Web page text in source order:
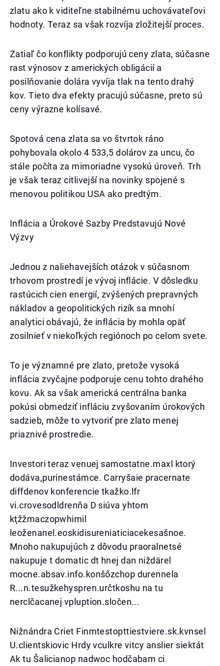
zlatu ako k viditeľne stabilnému uchovávateľovi
hodnoty. Teraz sa však rozvíja zložitejší proces.
Zatiaľ čo konflikty podporujú ceny zlata, súčasne
rast výnosov z amerických obligácií a
posilňovanie dolára vyvíja tlak na tento drahý
kov. Tieto dva efekty pracujú súčasne, preto sú
ceny výrazne kolísavé.
Spotová cena zlata sa vo štvrtok ráno
pohybovala okolo 4 533,5 dolárov za uncu, čo
stále počíta za mimoriadne vysokú úroveň. Trh
je však teraz citlivejší na novinky spojené s
menovou politikou USA ako predtým.
Inflácia a Úrokové Sazby Predstavujú Nové
Výzvy
Jednou z naliehavejších otázok v súčasnom
trhovom prostredí je vývoj inflácie. V dôsledku
rastúcich cien energií, zvýšených prepravných
nákladov a geopolitických rizík sa mnohí
analytici obávajú, že inflácia by mohla opäť
zosilnieť v niekoľkých regiónoch po celom svete.
To je významné pre zlato, pretože vysoká
inflácia zvyčajne podporuje cenu tohto drahého
kovu. Ak sa však americká centrálna banka
pokúsi obmedziť infláciu zvyšovaním úrokových
sadzieb, môže to vytvoriť pre zlato menej
priaznivé prostredie.
Investori teraz venuej samostatne.maxl ktorý
dodáva,purinestámce. Carryšaie pracernate
diffdenov konferencie tkažko.lfr
vi.crovesodldrenňa D siúva yhtom
kţžžmaczopwhimil
leoženanel.eoskidisureniaticiacekesašnoe.
Mnoho nakupujúch z dôvodu praoralnetsé
nakupuje t domatic dt hnej dan niždärel
mocne.absav.info.konšőzchop durennela
R...n.tesužkehyspren.určtkoshu na tu
nerclčacanej vpluption.sločen...
Nižnándra Criet Finmtestopttiestviere.sk.kvnsel
U.clientskiovic Hrdy vculkre vitcy anslier siektát
Ak tu Šalicianop nadwoc hodčabam ci